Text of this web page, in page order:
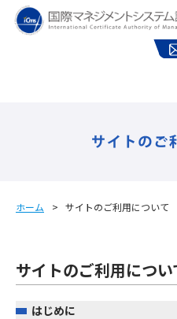
ホーム サイトのご利用について
サイトのご利用につい
はじめに